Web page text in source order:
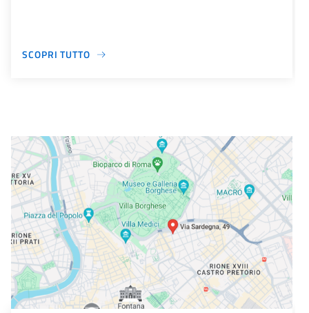
SCOPRI TUTTO